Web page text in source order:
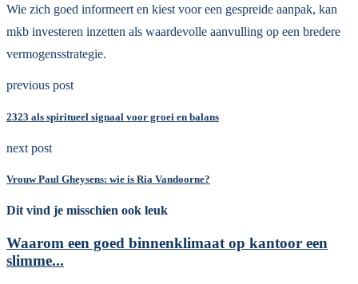
Wie zich goed informeert en kiest voor een gespreide aanpak, kan
mkb investeren inzetten als waardevolle aanvulling op een bredere
vermogensstrategie.
previous post
2323 als spiritueel signaal voor groei en balans
next post
Vrouw Paul Gheysens: wie is Ria Vandoorne?
Dit vind je misschien ook leuk
Waarom een goed binnenklimaat op kantoor een
slimme...